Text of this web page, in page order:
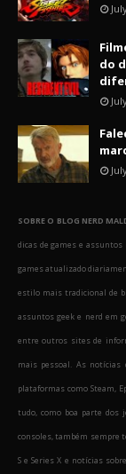
do
SOBRE O BLOG NERD
dicas de games e assuntos
games atualizado
estilo mais tradicional de
assuntos geek e nerd em
entre outros sites de
mais pessoal. As notícias
plataformas como Steam,
tudo, como boa parte dos
consoles, também sempre
S e Series X e notícias